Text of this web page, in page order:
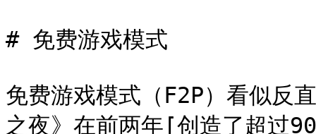
# 免费游戏模式
免费游戏模式（F2P）看似反
之夜》在前两年[创造了超过